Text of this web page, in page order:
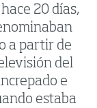
20 días,
a partir de
del
e
estaba